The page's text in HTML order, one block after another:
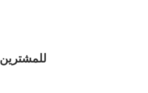
للمشترين